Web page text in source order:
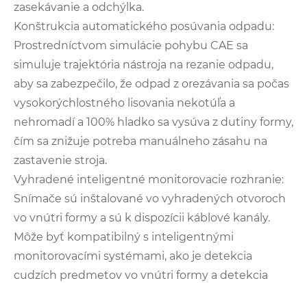
zasekávanie a odchýlka.
Konštrukcia automatického posúvania odpadu:
Prostredníctvom simulácie pohybu CAE sa
simuluje trajektória nástroja na rezanie odpadu,
aby sa zabezpečilo, že odpad z orezávania sa počas
vysokorýchlostného lisovania nekotúľa a
nehromadí a 100% hladko sa vysúva z dutiny formy,
čím sa znižuje potreba manuálneho zásahu na
zastavenie stroja.
Vyhradené inteligentné monitorovacie rozhranie:
Snímače sú inštalované vo vyhradených otvoroch
vo vnútri formy a sú k dispozícii káblové kanály.
Môže byť kompatibilný s inteligentnými
monitorovacími systémami, ako je detekcia
cudzích predmetov vo vnútri formy a detekcia